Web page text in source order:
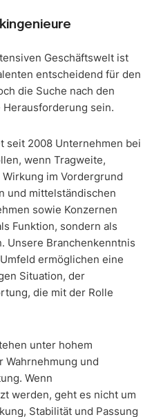
Geschäftswelt ist
entscheidend für den
die Suche nach den
sein.
seit 2008 Unternehmen bei
wenn Tragweite,
im Vordergrund
und mittelständischen
sowie Konzernen
Funktion, sondern als
Unsere Branchenkenntnis
ermöglichen eine
Situation, der
die mit der Rolle
unter hohem
und
Wenn
werden, geht es nicht um
Stabilität und Passung